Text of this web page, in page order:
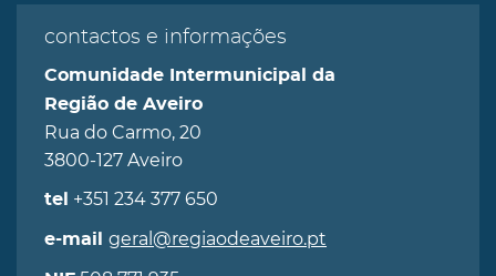
contactos e informações
Comunidade Intermunicipal da
Região de Aveiro
Rua do Carmo, 20
3800-127 Aveiro
tel +351 234 377 650
e-mail geral@regiaodeaveiro.pt